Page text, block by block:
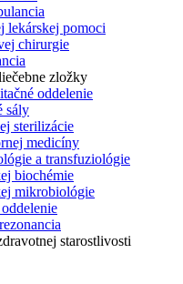
lekárskej pomoci
chirurgie
zložky
oddelenie
sály
sterilizácie
medicíny
a transfuziológie
biochémie
mikrobiológie
starostlivosti